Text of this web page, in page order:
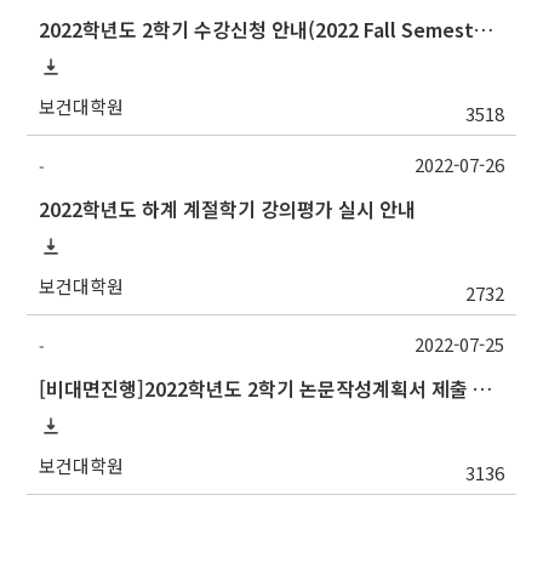
2022학년도 2학기 수강신청 안내(2022 Fall Semester Course Registration Guidelines)
보건대학원 3518
-
2022학년도 하계 계절학기 강의평가 실시 안내
보건대학원 2732
2022-07-26
-
[비대면진행]2022학년도 2학기 논문작성계획서 제출 안내(박사 초심 일정 포함)_Thesis Proposal
보건대학원 3136
2022-07-25